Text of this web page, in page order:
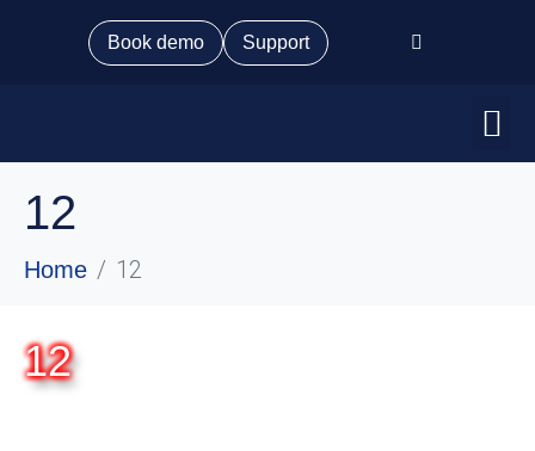
Book demo Support
12
Home 12
12